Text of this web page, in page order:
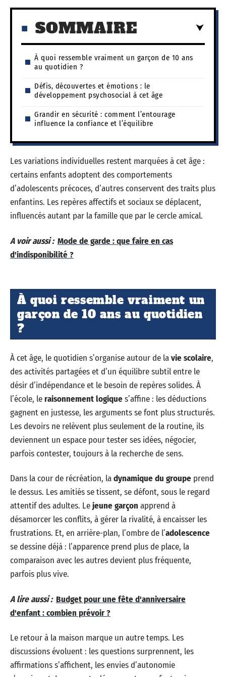
SOMMAIRE
À quoi ressemble vraiment un garçon de 10 ans
au quotidien ?
Défis, découvertes et émotions : le
développement psychosocial à cet âge
Grandir en sécurité : comment l’entourage
influence la confiance et l’équilibre
Les variations individuelles restent marquées à cet âge :
certains enfants adoptent des comportements
d’adolescents précoces, d’autres conservent des traits plus
enfantins. Les repères affectifs et sociaux se déplacent,
influencés autant par la famille que par le cercle amical.
A voir aussi : Mode de garde : que faire en cas
d'indisponibilité ?
À quoi ressemble vraiment un
garçon de 10 ans au quotidien
?
À cet âge, le quotidien s’organise autour de lavie scolaire,
des activités partagées et d’un équilibre subtil entre le
désir d’indépendance et le besoin de repères solides. À
l’école, leraisonnement logiques’affine : les déductions
gagnent en justesse, les arguments se font plus structurés.
Les devoirs ne relèvent plus seulement de la routine, ils
deviennent un espace pour tester ses idées, négocier,
parfois contester, toujours à la recherche de sens.
Dans la cour de récréation, ladynamique du groupe prend
le dessus. Les amitiés se tissent, se défont, sous le regard
attentif des adultes. Lejeune garçon apprend à
désamorcer les conflits, à gérer la rivalité, à encaisser les
frustrations. Et, en arrière-plan, l’ombre de l’adolescence
se dessine déjà : l’apparence prend plus de place, la
comparaison avec les autres devient plus fréquente,
parfois plus vive.
A lire aussi : Budget pour une fête d'anniversaire
d'enfant : combien prévoir ?
Le retour à la maison marque un autre temps. Les
discussions évoluent : les questions surprennent, les
affirmations s’affichent, les envies d’autonomie